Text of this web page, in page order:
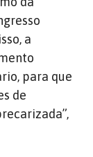
a
para que
de